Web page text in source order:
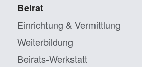
Beirat
Einrichtung & Vermittlung
Weiterbildung
Beirats-Werkstatt